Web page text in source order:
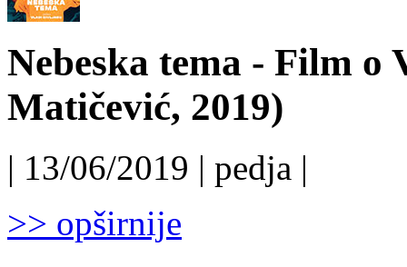
Nebeska tema - Film
Matičević, 2019)
| 13/06/2019 | pedja |
>> opširnije